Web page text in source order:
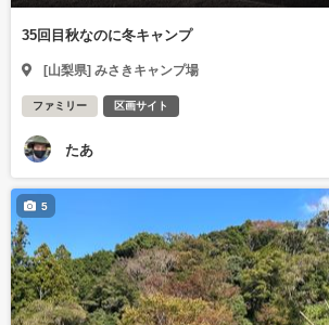
35回目秋なのに冬キャンプ
[山梨県] みさきキャンプ場
ファミリー 区画サイト
たあ
5